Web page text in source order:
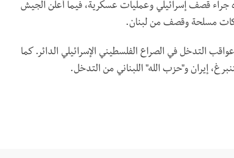
مقتل أكثر من 5 أفراد من عناصره جراء قصف إسرائيلي وعمليات عسكرية، فيما أعلن الجيش
مسلحة وقصف من لبنان.
التدخل في الصراع الفلسطيني الإسرائيلي الدائر. كما
إيران و"حزب الله" اللبناني من التدخل.